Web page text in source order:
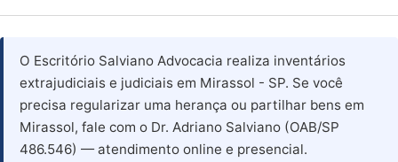
O Escritório Salviano Advocacia realiza inventários
extrajudiciais e judiciais em Mirassol - SP. Se você
precisa regularizar uma herança ou partilhar bens em
Mirassol, fale com o Dr. Adriano Salviano (OAB/SP
486.546) — atendimento online e presencial.